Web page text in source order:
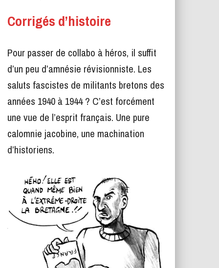
Corrigés d’histoire
Pour passer de collabo à héros, il suffit
d’un peu d’amnésie révisionniste. Les
saluts fascistes de militants bretons des
années 1940 à 1944 ? C’est forcément
une vue de l’esprit français. Une pure
calomnie jacobine, une machination
d’historiens.